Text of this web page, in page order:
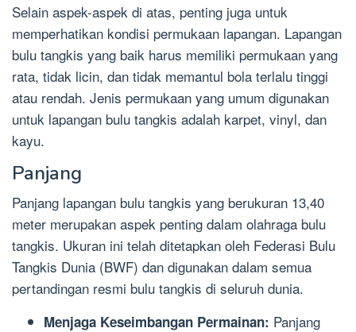
Selain aspek-aspek di atas, penting juga untuk
memperhatikan kondisi permukaan lapangan. Lapangan
bulu tangkis yang baik harus memiliki permukaan yang
rata, tidak licin, dan tidak memantul bola terlalu tinggi
atau rendah. Jenis permukaan yang umum digunakan
untuk lapangan bulu tangkis adalah karpet, vinyl, dan
kayu.
Panjang
Panjang lapangan bulu tangkis yang berukuran 13,40
meter merupakan aspek penting dalam olahraga bulu
tangkis. Ukuran ini telah ditetapkan oleh Federasi Bulu
Tangkis Dunia (BWF) dan digunakan dalam semua
pertandingan resmi bulu tangkis di seluruh dunia.
Menjaga Keseimbangan Permainan: Panjang